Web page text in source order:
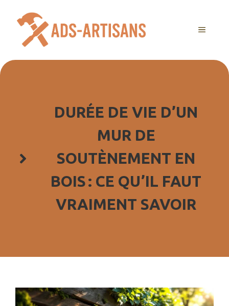
MENU
DURÉE DE VIE D’UN
MUR DE
SOUTÈNEMENT EN
BOIS : CE QU’IL FAUT
VRAIMENT SAVOIR